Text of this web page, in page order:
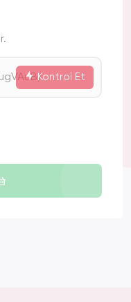
Kontrol Et